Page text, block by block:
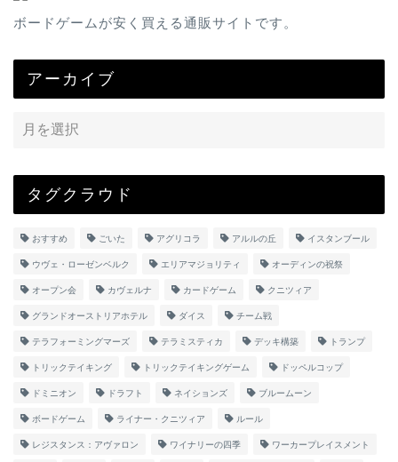
ボードゲームが安く買える通販サイトです。
アーカイブ
タグクラウド
おすすめ ごいた アグリコラ アルルの丘 イスタンブール
ウヴェ・ローゼンベルク エリアマジョリティ オーディンの祝祭
オープン会 カヴェルナ カードゲーム クニツィア
グランドオーストリアホテル ダイス チーム戦
テラフォーミングマーズ テラミスティカ デッキ構築 トランプ
トリックテイキング トリックテイキングゲーム ドッペルコップ
ドミニオン ドラフト ネイションズ ブルームーン
ボードゲーム ライナー・クニツィア ルール
レジスタンス：アヴァロン ワイナリーの四季 ワーカープレイスメント